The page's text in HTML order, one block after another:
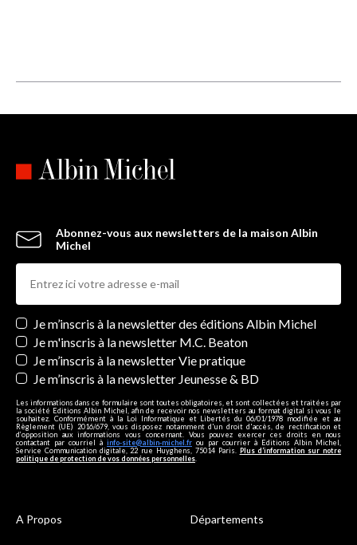
Abonnez-vous aux newsletters de la maison Albin
Michel
Newsletters
Je m’inscris à la newsletter des éditions Albin Michel
Je m'inscris à la newsletter M.C. Beaton
Je m’inscris à la newsletter Vie pratique
Je m’inscris à la newsletter Jeunesse & BD
Les informations dans ce formulaire sont toutes obligatoires, et sont collectées et traitées par
la société Editions Albin Michel, afin de recevoir nos newsletters au format digital si vous le
souhaitez. Conformément à la Loi Informatique et Libertés du 06/01/1978 modifiée et au
Règlement (UE) 2016/679, vous disposez notamment d'un droit d'accès, de rectification et
d’opposition aux informations vous concernant. Vous pouvez exercer ces droits en nous
contactant par courriel à info-site@albin-michel.fr ou par courrier à Editions Albin Michel,
Service Communication digitale, 22 rue Huyghens, 75014 Paris. Plus d’information sur notre
politique de protection de vos données personnelles
A Propos Départements